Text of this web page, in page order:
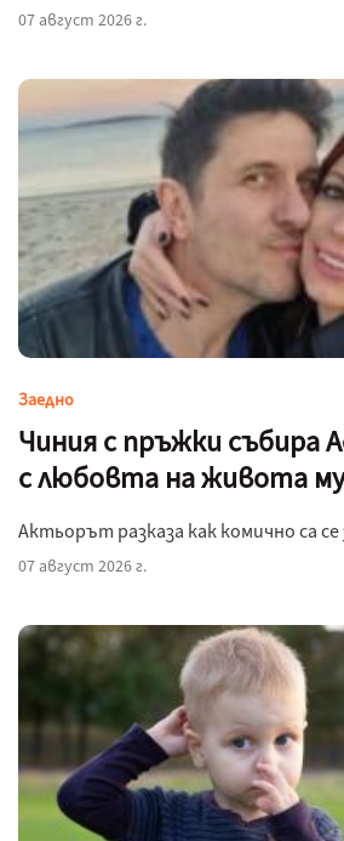
07 август 2026 г.
Заедно
Чиния с пръжки събира
с любовта на живота му
Актьорът разказа как комично са се
07 август 2026 г.